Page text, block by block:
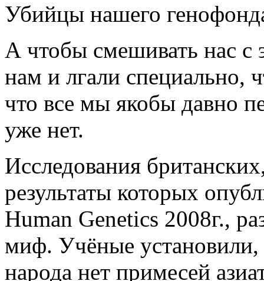
Убийцы нашего
А чтобы смешивать нас с
нам и лгали
что все мы якобы давно
уже нет.
Исследования
результаты которых
Human Genetics 2008г.,
миф. Учёные установили,
народа нет примесей